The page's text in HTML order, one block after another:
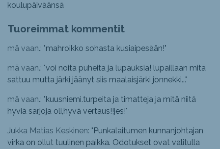
koulupäiväänsä
Tuoreimmat kommentit
mä vaan.: "mahroikko sohasta kusiaipesään!"
mä vaan.: "voi noita puheita ja lupauksia! lupaillaan mitä
sattuu mutta järki jäänyt siis maalaisjärki jonnekki..."
mä vaan.: "kuusniemi.turpeita ja timatteja ja mitä niitä
hyviä sarjoja oli,hyvä vertaus!!jes!"
Jukka Matias Keskinen: " Punkalaitumen kunnanjohtajan
virka on ollut tuulinen paikka. Odotukset ovat valitulla